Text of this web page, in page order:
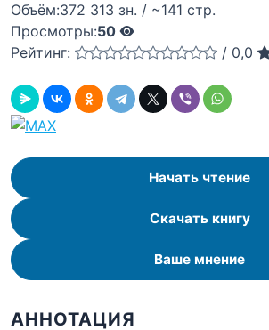
Объём:372 313 зн. / ~141 стр.
Просмотры:50
Рейтинг:
/ 0,0
Начать чтение
Скачать книгу
Ваше мнение
АННОТАЦИЯ